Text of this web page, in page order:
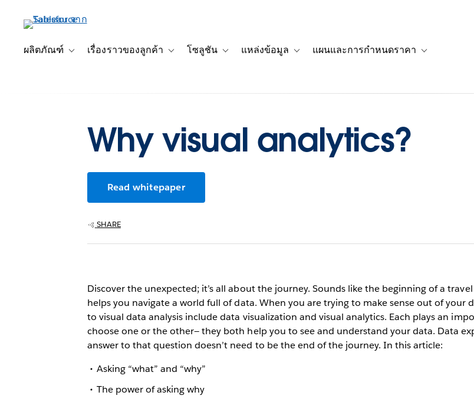
เนื้อหาผลิตภัณฑ์
Toggle sub-navigation for ผลิตภัณฑ์
เรื่องราวของลูกค้า
Toggle sub-navigation for เรื่องราวของลูกค้า
โซลูชัน
Toggle sub-navigation for โซลูชัน
แหล่งข้อมูล แผนและการกำหนดราคา
Why visual analytics?
Read whitepaper
SHARE
Discover the unexpected; it’s all about the journey. Sounds like the beginning of a
helps you navigate a world full of data. When you are trying to make sense out of your
to visual data analysis include data visualization and visual analytics. Each plays an
choose one or the other— they both help you to see and understand your data. Data
answer to that question doesn’t need to be the end of the journey. In this article:
Asking “what” and “why”
The power of asking why